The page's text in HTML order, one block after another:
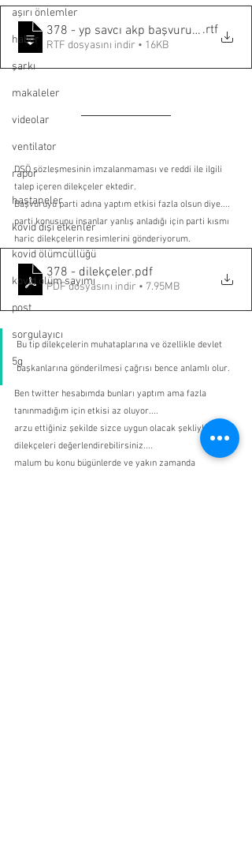
aşırı önlemler
haber
şarkı
makaleler
videolar
ventilator
rapor
hastaneler
kovid dışı etkenler
kovid ölümcüllüğü
kovid ölüm sayımı
post
sorgulayıcı
5g
378 - yp savcı akp başvurusu.rtf
RTF dosyasını indir • 16KB
DSÖ sözleşmesinin imzalanmaması ve reddi ile ilgili
talep içeren dilekçeler ektedir.
Başvuruyu parti adına yaptım etkisi fazla olsun diye....
parti konusunu insanlar yanlış anladığı için parti kısmı
haric dilekçelerin resimlerini gönderiyorum.
378 - dilekçeler.pdf
PDF dosyasını indir • 7.95MB
Bu tip dilekçelerin muhataplarına ve özellikle devlet
başkanlarına gönderilmesi çağrısı bence anlamlı olur.
Ben twitter hesabımda bunları yaptım ama fazla
tanınmadığım için etkisi az oluyor....
arzu ettiğiniz şekilde sizce uygun olacak şekliyle
dilekçeleri değerlendirebilirsiniz....
malum bu konu bügünlerde ve yakın zamanda